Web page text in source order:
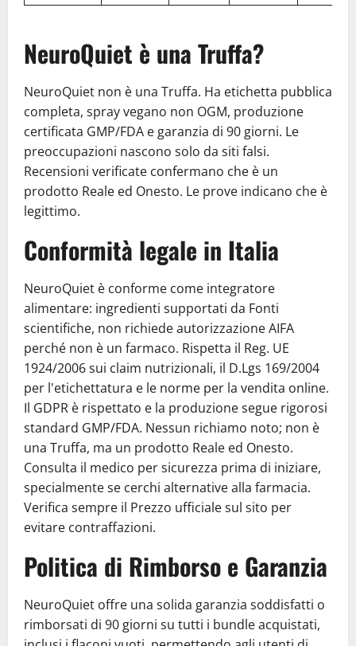
NeuroQuiet è una Truffa?
NeuroQuiet non è una Truffa. Ha etichetta pubblica
completa, spray vegano non OGM, produzione
certificata GMP/FDA e garanzia di 90 giorni. Le
preoccupazioni nascono solo da siti falsi.
Recensioni verificate confermano che è un
prodotto Reale ed Onesto. Le prove indicano che è
legittimo.
Conformità legale in Italia
NeuroQuiet è conforme come integratore
alimentare: ingredienti supportati da Fonti
scientifiche, non richiede autorizzazione AIFA
perché non è un farmaco. Rispetta il Reg. UE
1924/2006 sui claim nutrizionali, il D.Lgs 169/2004
per l'etichettatura e le norme per la vendita online.
Il GDPR è rispettato e la produzione segue rigorosi
standard GMP/FDA. Nessun richiamo noto; non è
una Truffa, ma un prodotto Reale ed Onesto.
Consulta il medico per sicurezza prima di iniziare,
specialmente se cerchi alternative alla farmacia.
Verifica sempre il Prezzo ufficiale sul sito per
evitare contraffazioni.
Politica di Rimborso e Garanzia
NeuroQuiet offre una solida garanzia soddisfatti o
rimborsati di 90 giorni su tutti i bundle acquistati,